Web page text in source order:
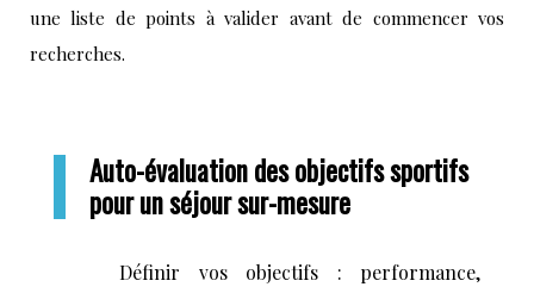
une liste de points à valider avant de commencer vos
recherches.
Auto-évaluation des objectifs sportifs
pour un séjour sur-mesure
Définir vos objectifs : performance,